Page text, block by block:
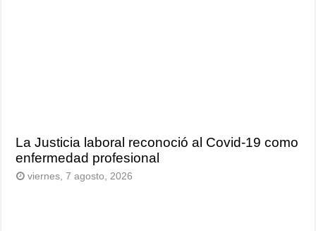
La Justicia laboral reconoció al Covid-19 como
enfermedad profesional
viernes, 7 agosto, 2026